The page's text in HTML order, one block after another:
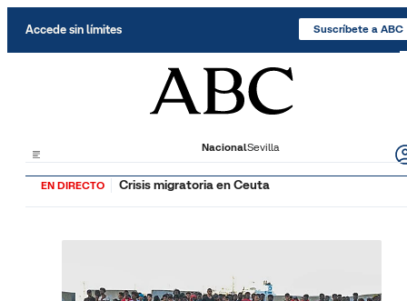
Accede sin límites Suscríbete a ABC
NacionalSevilla
EN DIRECTO Crisis migratoria en Ceuta